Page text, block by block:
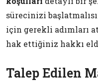
sürecinizi
için gerekli adımları
hak ettiğiniz hakkı
Talep Edilen